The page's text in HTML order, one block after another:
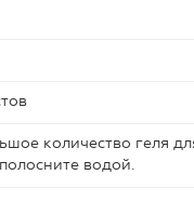
количество геля
водой.